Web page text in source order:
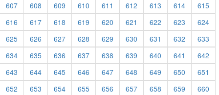
607
608 609 610 611 612 613 614
615
616
617 618 619 620 621 622 623
624
625
626 627 628 629 630 631 632
633
634
635 636 637 638 639 640 641
642
643
644 645 646 647 648 649 650
651
652
653 654 655 656 657 658 659
660